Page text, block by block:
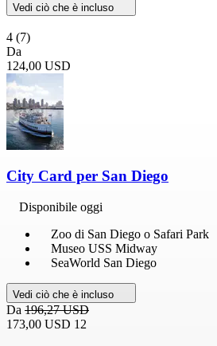
Vedi ciò che è incluso
4 (7)
Da
124,00 USD
City Card per San Diego
Disponibile oggi
Zoo di San Diego o Safari Park
Museo USS Midway
SeaWorld San Diego
Vedi ciò che è incluso
Da 196,27 USD
173,00 USD 12